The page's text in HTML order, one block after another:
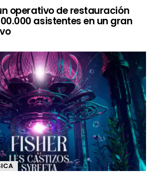
operativo de restauración
asistentes en un gran